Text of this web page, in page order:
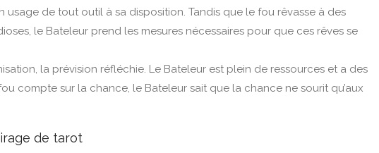
usage de tout outil à sa disposition. Tandis que le fou rêvasse à des
le Bateleur prend les mesures nécessaires pour que ces rêves se
la prévision réfléchie. Le Bateleur est plein de ressources et a des
compte sur la chance, le Bateleur sait que la chance ne sourit qu’aux
de tarot